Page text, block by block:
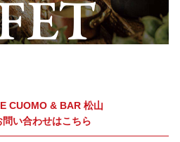
CUOMO & BAR 松山
問い合わせはこちら